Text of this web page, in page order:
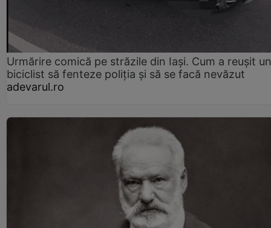
Urmărire comică pe străzile din Iași. Cum a reușit un
biciclist să fenteze poliția și să se facă nevăzut
adevarul.ro